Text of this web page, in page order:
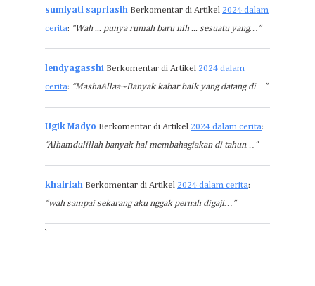
sumiyati sapriasih Berkomentar di Artikel 2024 dalam
cerita: “Wah ... punya rumah baru nih ... sesuatu yang…”
lendyagasshi Berkomentar di Artikel 2024 dalam
cerita: “MashaAllaa~Banyak kabar baik yang datang di…”
Ugik Madyo Berkomentar di Artikel 2024 dalam cerita:
“Alhamdulillah banyak hal membahagiakan di tahun…”
khairiah Berkomentar di Artikel 2024 dalam cerita:
“wah sampai sekarang aku nggak pernah digaji…”
`